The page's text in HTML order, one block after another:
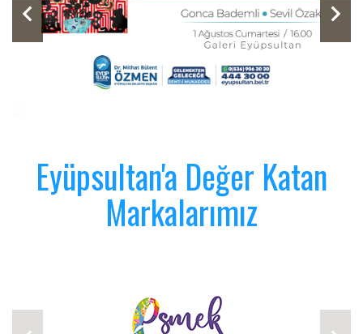
Eyüpsultan'a Değer Katan
Markalarımız